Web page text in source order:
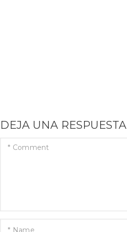
DEJA UNA RESPUESTA